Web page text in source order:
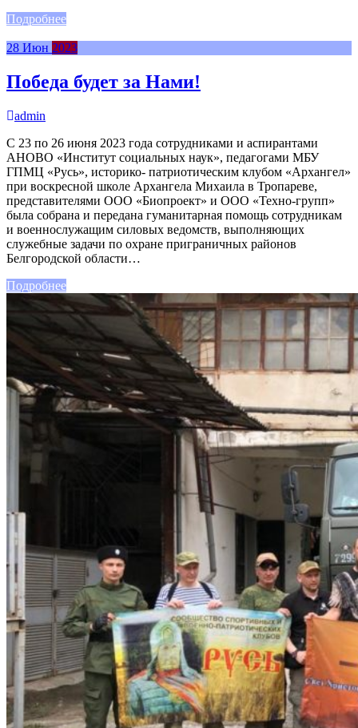
Подробнее
28 Июн 2023
Победа будет за Нами!
admin
С 23 по 26 июня 2023 года сотрудниками и аспирантами
АНОВО «Институт социальных наук», педагогами МБУ
ГПМЦ «Русь», историко- патриотическим клубом «Архангел»
при воскресной школе Архангела Михаила в Тропареве,
представителями ООО «Биопроект» и ООО «Техно-групп»
была собрана и передана гуманитарная помощь сотрудникам
и военнослужащим силовых ведомств, выполняющих
служебные задачи по охране приграничных районов
Белгородской области…
Подробнее